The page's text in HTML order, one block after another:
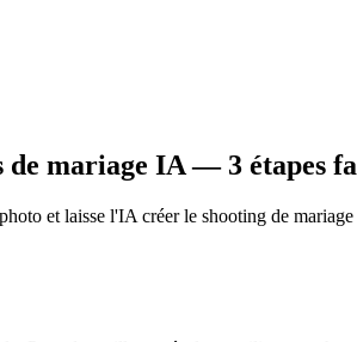
de mariage IA — 3 étapes
et laisse l'IA créer le shooting de mariage